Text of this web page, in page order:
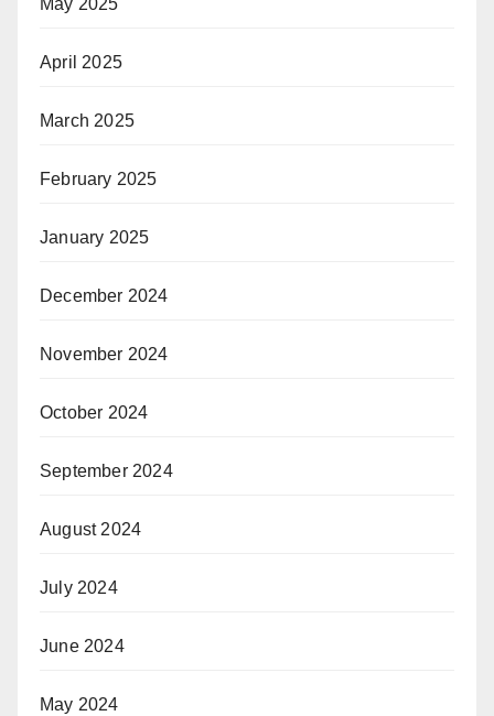
May 2025
April 2025
March 2025
February 2025
January 2025
December 2024
November 2024
October 2024
September 2024
August 2024
July 2024
June 2024
May 2024